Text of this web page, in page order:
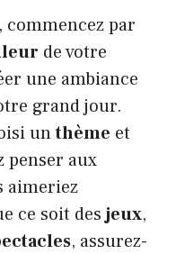
par
de votre
une ambiance
grand jour.
unthème et
penser aux
aimeriez
ce soit desjeux,
, assurez-